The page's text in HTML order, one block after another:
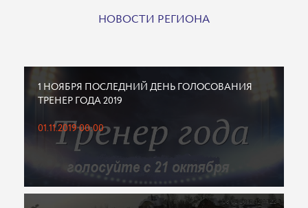
НОВОСТИ РЕГИОНА
1 НОЯБРЯ ПОСЛЕДНИЙ ДЕНЬ ГОЛОСОВАНИЯ
ТРЕНЕР ГОДА 2019
01.11.2019 00:00